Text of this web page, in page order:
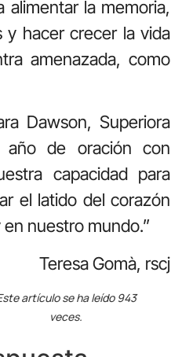
alimentar la memoria,
y hacer crecer la vida
amenazada, como
Dawson, Superiora
año de oración con
capacidad para
el latido del corazón
nuestro mundo.”
Teresa Gomà, rscj
artículo se ha leído 943
veces.